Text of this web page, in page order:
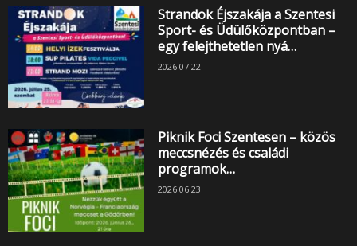
Strandok Éjszakája a Szentesi
Sport- és Üdülőközpontban –
egy felejthetetlen nyá…
2026.07.22.
Piknik Foci Szentesen – közös
meccsnézés és családi
programok…
2026.06.23.